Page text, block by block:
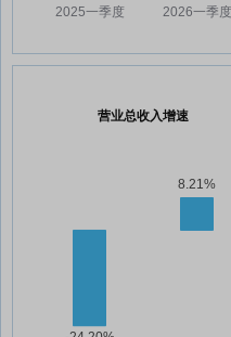
营业总收入增速